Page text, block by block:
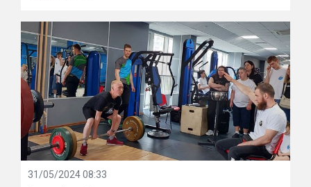
31/05/2024 08:33